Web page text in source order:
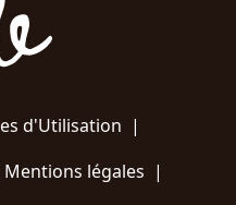
d'Utilisation |
Mentions légales |